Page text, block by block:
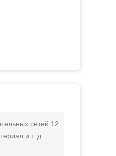
сетей 12
и т. д.